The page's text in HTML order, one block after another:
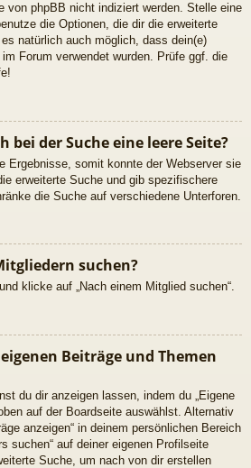
von phpBB nicht indiziert werden. Stelle eine
die Optionen, die dir die erweiterte
natürlich auch möglich, dass dein(e)
Forum verwendet wurden. Prüfe ggf. die
bei der Suche eine leere Seite?
Ergebnisse, somit konnte der Webserver sie
erweiterte Suche und gib spezifischere
die Suche auf verschiedene Unterforen.
suchen?
klicke auf „Nach einem Mitglied suchen“.
Beiträge und Themen
du dir anzeigen lassen, indem du „Eigene
auf der Boardseite auswählst. Alternativ
anzeigen“ in deinem persönlichen Bereich
suchen“ auf deiner eigenen Profilseite
Suche, um nach von dir erstellen